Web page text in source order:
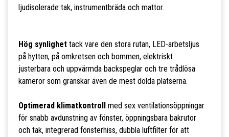
ljudisolerade tak, instrumentbräda och mattor.
Hög synlighettack vare den stora rutan, LED-arbetsljus
på hytten, på omkretsen och bommen, elektriskt
justerbara och uppvärmda backspeglar och tre trådlösa
kameror som granskar även de mest dolda platserna.
Optimerad klimatkontroll
med sex ventilationsöppningar
för snabb avdunstning av fönster, öppningsbara bakrutor
och tak, integrerad fönsterhiss, dubbla luftfilter för att